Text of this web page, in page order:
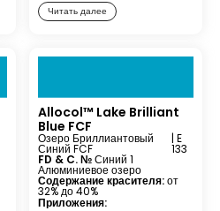
Читать далее
Allocol™ Lake Brilliant
Blue FCF
Озеро Бриллиантовый
Синий FCF
| E
133
FD & C. №Синий 1
Алюминиевое озеро
Содержание красителя:от
32% до 40%
Приложения: